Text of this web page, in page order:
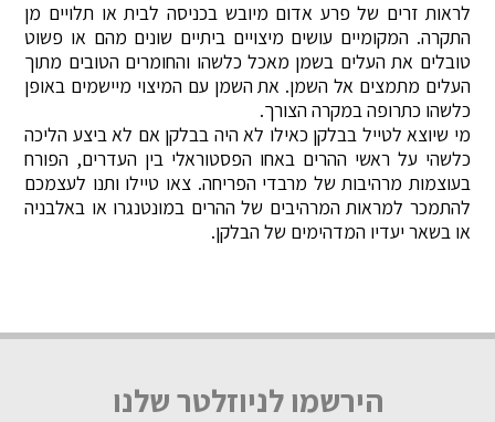
לראות זרים של פרע אדום מיובש בכניסה לבית או תלויים מן
התקרה. המקומיים עושים מיצויים ביתיים שונים מהם או פשוט
טובלים את העלים בשמן מאכל כלשהו והחומרים הטובים מתוך
העלים מתמצים אל השמן. את השמן עם המיצוי מיישמים באופן
כלשהו כתרופה במקרה הצורך.
מי שיוצא לטייל בבלקן כאילו לא היה בבלקן אם לא ביצע הליכה
כלשהי על ראשי ההרים באחו הפסטוראלי בין העדרים, הפורח
בעוצמות מרהיבות של מרבדי הפריחה. צאו טיילו ותנו לעצמכם
להתמכר למראות המרהיבים של ההרים במונטנגרו או באלבניה
או בשאר יעדיו המדהימים של הבלקן.
הירשמו לניוזלטר שלנו